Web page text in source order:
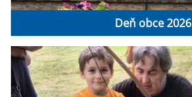
Deň obce 2026